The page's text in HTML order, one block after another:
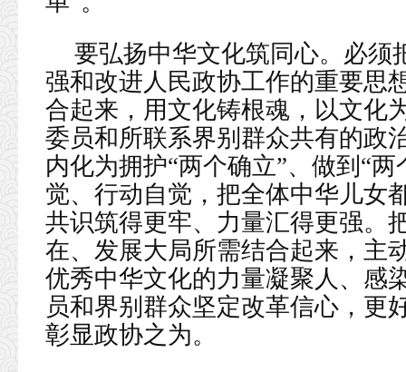
要弘扬中华文化筑同心。必须
强和改进人民政协工作的重要思
合起来，用文化铸根魂，以文化
委员和所联系界别群众共有的政
内化为拥护“两个确立”、做到“
觉、行动自觉，把全体中华儿女
共识筑得更牢、力量汇得更强。
在、发展大局所需结合起来，主
优秀中华文化的力量凝聚人、感
员和界别群众坚定改革信心，更
彰显政协之为。